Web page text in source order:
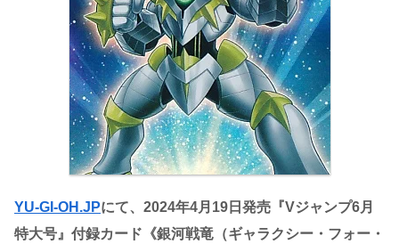
YU-GI-OH.JPにて、2024年4月19日発売『Vジャンプ6月
特大号』付録カード《銀河戦竜（ギャラクシー・フォー・